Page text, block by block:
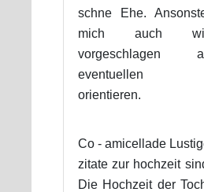
schne Ehe.
mich auch
eventuellen
orientieren.
Co - amicellade
zitate zur hochzeit
Die Hochzeit der